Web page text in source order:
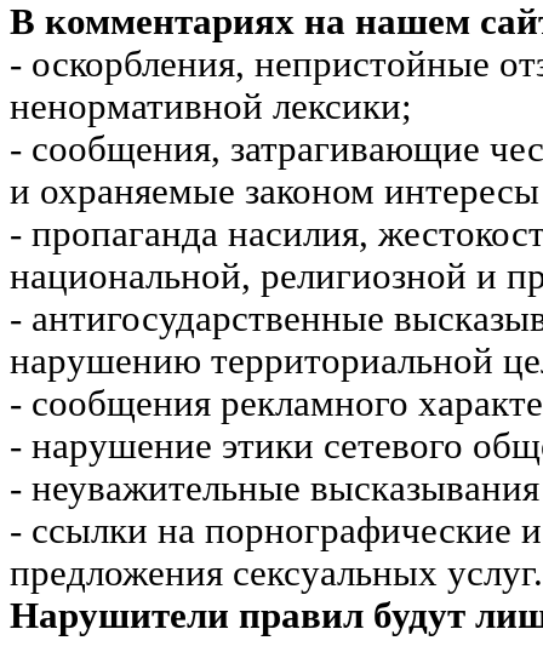
В комментариях на нашем
- оскорбления, непристойные
ненормативной лексики;
- сообщения, затрагивающие
и охраняемые законом
- пропаганда насилия,
национальной, религиозной и
- антигосударственные
нарушению территориальной
- сообщения рекламного
- нарушение этики сетевого
- неуважительные
- ссылки на порнографические
предложения сексуальных услуг.
Нарушители правил будут